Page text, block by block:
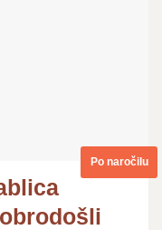
Po naročilu